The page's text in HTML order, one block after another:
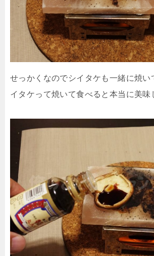
せっかくなのでシイタケも一緒に焼い
イタケって焼いて食べると本当に美味